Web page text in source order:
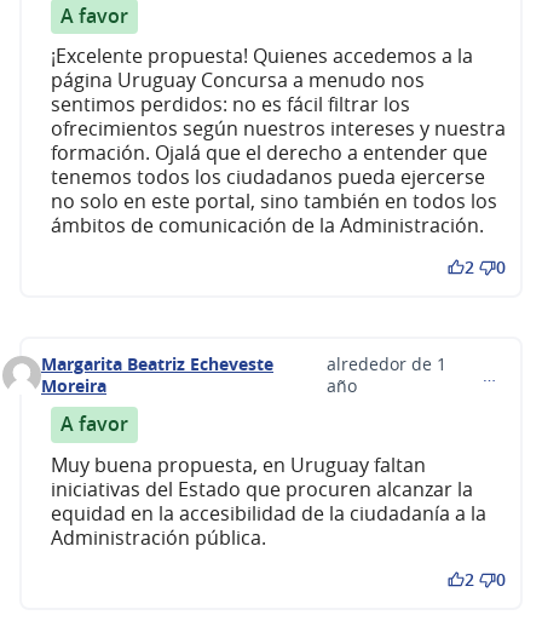
A favor
¡Excelente propuesta! Quienes accedemos a la
página Uruguay Concursa a menudo nos
sentimos perdidos: no es fácil filtrar los
ofrecimientos según nuestros intereses y nuestra
formación. Ojalá que el derecho a entender que
tenemos todos los ciudadanos pueda ejercerse
no solo en este portal, sino también en todos los
ámbitos de comunicación de la Administración.
2 0
Comentario 575
Margarita Beatriz Echeveste
Moreira
alrededor de 1
año
…
A favor
Muy buena propuesta, en Uruguay faltan
iniciativas del Estado que procuren alcanzar la
equidad en la accesibilidad de la ciudadanía a la
Administración pública.
2 0